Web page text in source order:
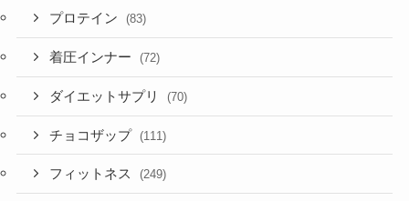
プロテイン (83)
着圧インナー (72)
ダイエットサプリ (70)
チョコザップ (111)
フィットネス (249)